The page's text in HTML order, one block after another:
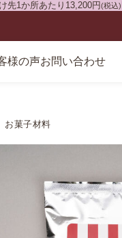
先1か所あたり13,200円(税込)
様の声お問い合わせ
お菓子材料